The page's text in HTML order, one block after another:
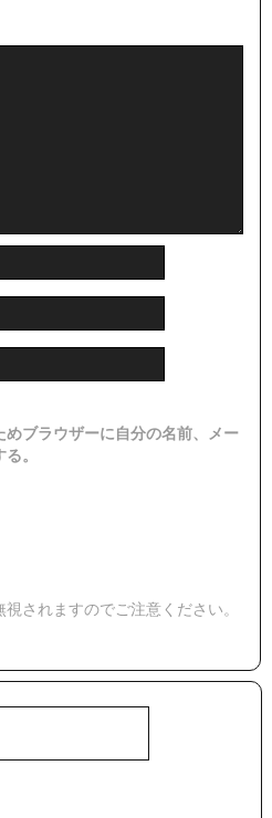
ブラウザーに自分の名前、メー
。
されますのでご注意ください。